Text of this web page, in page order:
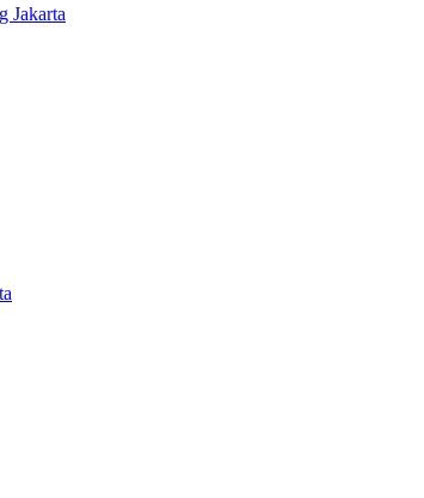
Jakarta